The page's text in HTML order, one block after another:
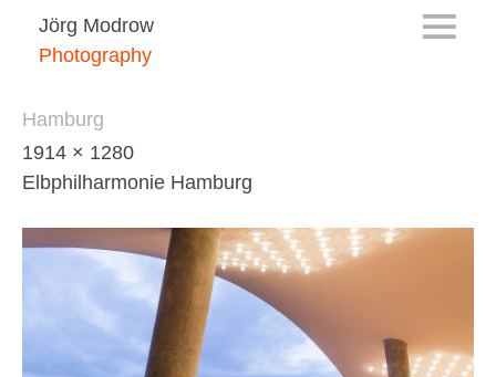
Jörg Modrow
Photography
Hamburg
1914 × 1280
Elbphilharmonie Hamburg